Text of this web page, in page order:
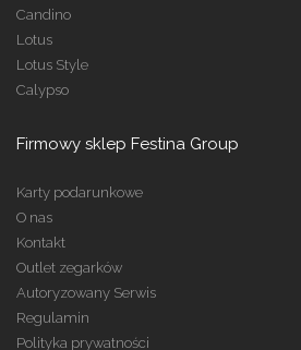
Candino
Lotus
Lotus Style
Calypso
Firmowy sklep Festina Group
Karty podarunkowe
O nas
Kontakt
Outlet zegarków
Autoryzowany Serwis
Regulamin
Polityka prywatności